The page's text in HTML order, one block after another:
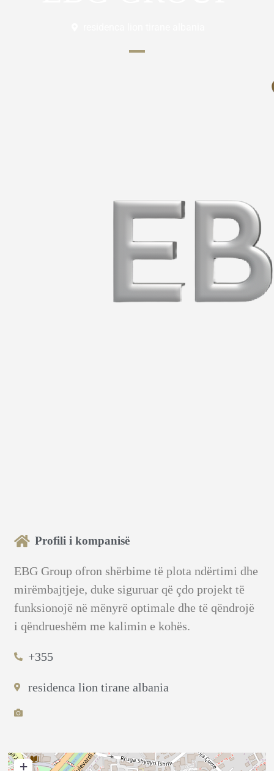
Profili i kompanisë
EBG Group ofron shërbime të plota ndërtimi dhe
mirëmbajtjeje, duke siguruar që çdo projekt të
funksionojë në mënyrë optimale dhe të qëndrojë
i qëndrueshëm me kalimin e kohës.
+355
residenca lion tirane albania
+